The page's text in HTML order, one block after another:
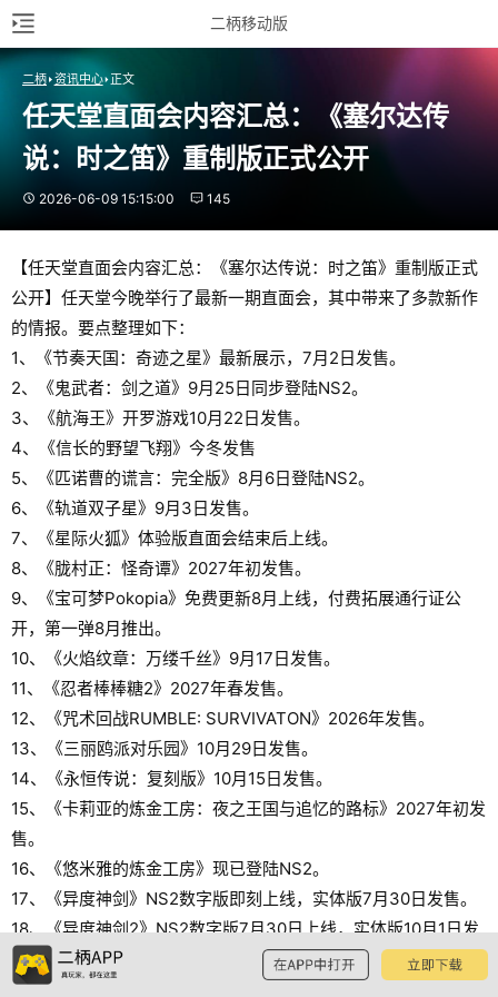
二柄移动版
二柄 资讯中心 正文
任天堂直面会内容汇总：《塞尔达传
说：时之笛》重制版正式公开
2026-06-09 15:15:00 145
【任天堂直面会内容汇总：《塞尔达传说：时之笛》重制版正式
公开】任天堂今晚举行了最新一期直面会，其中带来了多款新作
的情报。要点整理如下：
1、《节奏天国：奇迹之星》最新展示，7月2日发售。
2、《鬼武者：剑之道》9月25日同步登陆NS2。
3、《航海王》开罗游戏10月22日发售。
4、《信长的野望飞翔》今冬发售
5、《匹诺曹的谎言：完全版》8月6日登陆NS2。
6、《轨道双子星》9月3日发售。
7、《星际火狐》体验版直面会结束后上线。
8、《胧村正：怪奇谭》2027年初发售。
9、《宝可梦Pokopia》免费更新8月上线，付费拓展通行证公
开，第一弹8月推出。
10、《火焰纹章：万缕千丝》9月17日发售。
11、《忍者棒棒糖2》2027年春发售。
12、《咒术回战RUMBLE: SURVIVATON》2026年发售。
13、《三丽鸥派对乐园》10月29日发售。
14、《永恒传说：复刻版》10月15日发售。
15、《卡莉亚的炼金工房：夜之王国与追忆的路标》2027年初发
售。
16、《悠米雅的炼金工房》现已登陆NS2。
17、《异度神剑》NS2数字版即刻上线，实体版7月30日发售。
18、《异度神剑2》NS2数字版7月30日上线，实体版10月1日发
售。
19、《异度神剑3》NS2版12月3日发售。